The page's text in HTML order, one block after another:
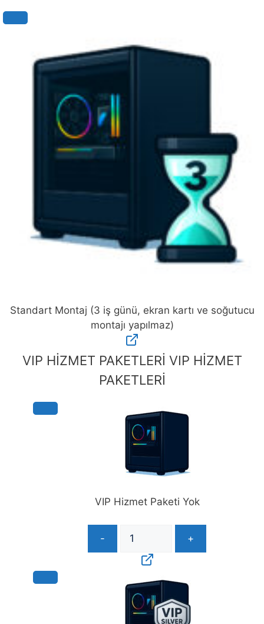
Standart Montaj (3 iş günü, ekran kartı ve soğutucu
montajı yapılmaz)
MontajVIP HİZMET PAKETLERİ VIP HİZMET
PAKETLERİ
VIP Hizmet Paketi Yok
- +